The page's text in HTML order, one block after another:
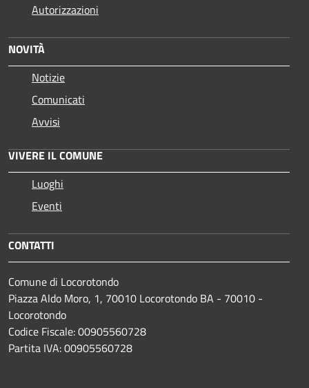
Autorizzazioni
NOVITÀ
Notizie
Comunicati
Avvisi
VIVERE IL COMUNE
Luoghi
Eventi
CONTATTI
Comune di Locorotondo
Piazza Aldo Moro, 1, 70010 Locorotondo BA - 70010 -
Locorotondo
Codice Fiscale: 00905560728
Partita IVA: 00905560728